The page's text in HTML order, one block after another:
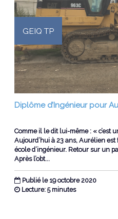
GEIQ TP
Diplôme d’Ingénieur pour
Comme il le dit lui-même : « c’est
Aujourd’hui à 23 ans, Aurélien
école d’ingénieur. Retour sur un
Après l’obt...
Publié le 19 octobre 2020
Lecture: 5 minutes